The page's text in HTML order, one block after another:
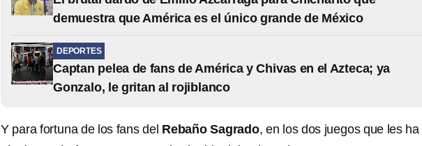
demuestra que América es el único grande de México
DEPORTES
Captan pelea de fans de América y Chivas en el Azteca; ya
Gonzalo, le gritan al rojiblanco
Y para fortuna de los fans del Rebaño Sagrado, en los dos juegos que les ha